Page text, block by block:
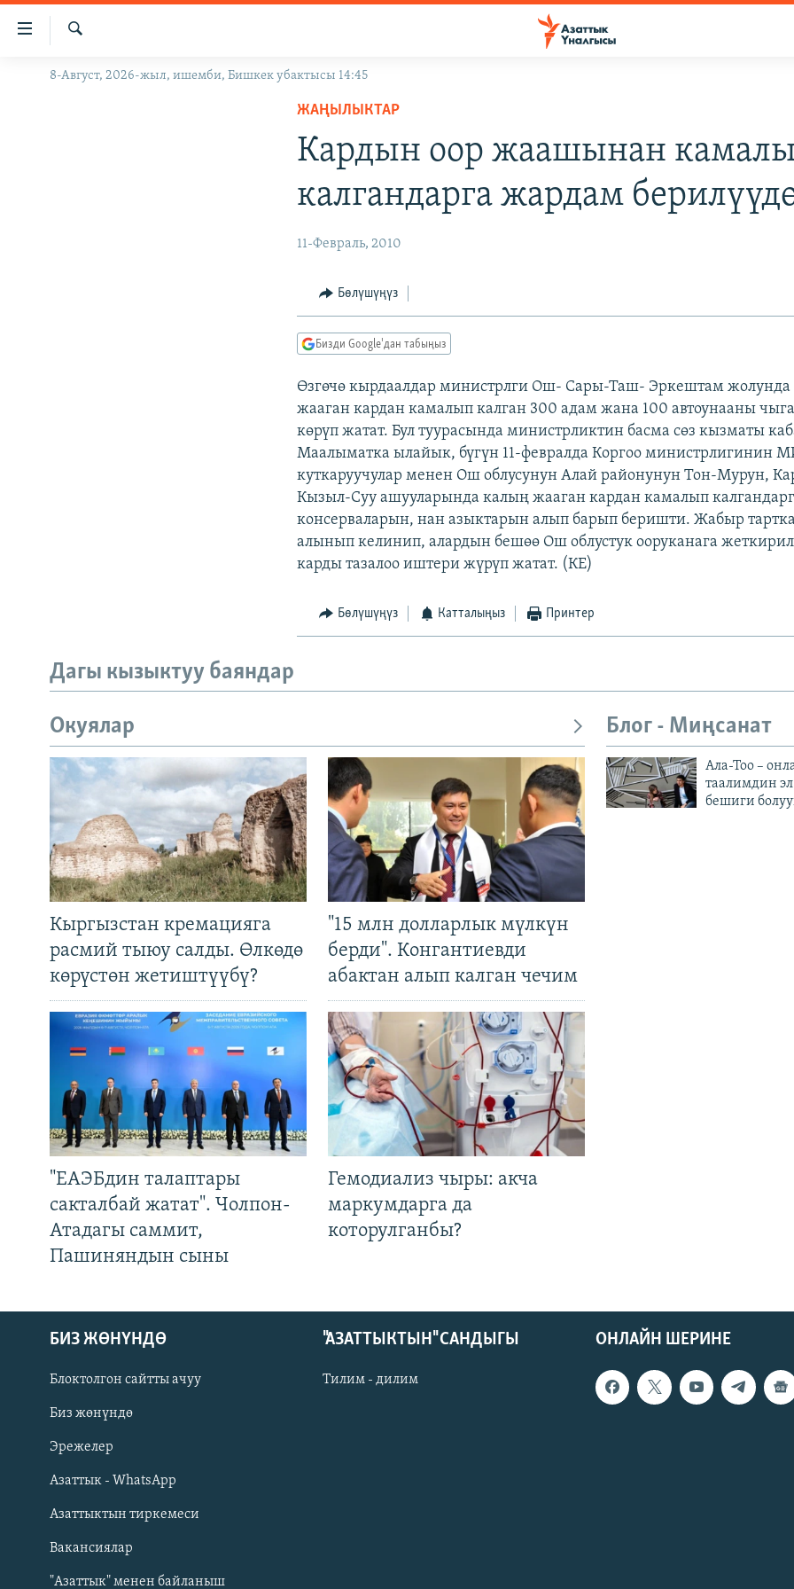
Линктер
Мазмунга
Навигацияга
ЖАҢЫЛЫКТАР
Русский
ОНЛАЙН ШЕРИНЕ
Издөө
8-Август, 2026-жыл, ишемби, Бишкек убактысы 14:45
ЖАҢЫЛЫКТАР
Кардын оор жаашынан
калгандарга жардам
11-Февраль, 2010
Бөлүшүңүз
Бизди Google'дан табыңыз
Өзгөчө кырдаалдар министрлги Ош- Сары-Таш- Эркештам
жааган кардан камалып калган 300 адам жана 100 автоунааны
көрүп жатат. Бул туурасында министрликтин басма сөз кызматы
Маалыматка ылайык, бүгүн 11-февралда Коргоо министрлигинин
куткаруучулар менен Ош облусунун Алай районунун Тон-Мурун,
Кызыл-Суу ашууларында калың жааган кардан камалып
консерваларын, нан азыктарын алып барып беришти. Жабыр
алынып келинип, алардын бешөө Ош облустук ооруканага
карды тазалоо иштери жүрүп жатат. (КЕ)
Бөлүшүңүз Катталыңыз Принтер
Дагы кызыктуу баяндар
Окуялар
Кыргызстан кремацияга
расмий тыюу салды. Өлкөдө
көрүстөн жетиштүүбү?
"15 млн долларлык мүлкүн
берди". Конгантиевди
абактан алып калган чечим
"ЕАЭБдин талаптары
сакталбай жатат". Чолпон-
Атадагы саммит,
Пашиняндын сыны
Гемодиализ чыры: акча
маркумдарга да
которулганбы?
Блог - Миңсанат
Ала-Тоо –
таалимдин
бешиги
ОНЛАЙН ШЕРИНЕ
БИЗ ЖӨНҮНДӨ
Блоктолгон сайтты ачуу
Биз жөнүндө
Эрежелер
Азаттык - WhatsApp
Азаттыктын тиркемеси
Вакансиялар
"Азаттык" менен байланыш
"АЗАТТЫКТЫН" САНДЫГЫ
Тилим - дилим